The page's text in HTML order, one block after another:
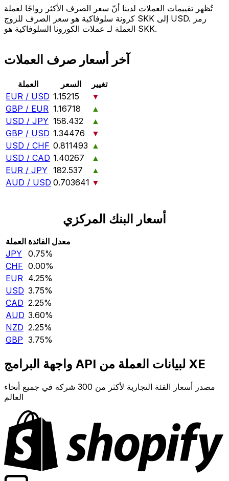
تُظهر تقييمات العملات لدينا أنّ سعر الصرف الأكثر رواجًا لعملة
كرونة سلوفاكية هو سعر الصرف للزوج SKK إلى USD. رمز
العملة لـ عملات الكورونا السلوفاكية هو SKK.
آخر أسعار صرف العملات
العملة السعر
تغيير
EUR / USD 1.15215
▼
GBP / EUR 1.16718
▲
USD / JPY 158.432
▲
GBP / USD 1.34476
▼
USD / CHF 0.811493 ▲
USD / CAD 1.40267
▲
EUR / JPY 182.537
▲
AUD / USD 0.703641 ▼
أسعار البنك المركزي
العملة معدل الفائدة
JPY 0.75‎%‎
CHF 0.00‎%‎
EUR 4.25‎%‎
USD 3.75‎%‎
CAD 2.25‎%‎
AUD 3.60‎%‎
NZD 2.25‎%‎
GBP 3.75‎%‎
واجهة البرامج API لبيانات العملة من XE
مصدر أسعار الفئة التجارية لأكثر من 300 شركة في جميع أنحاء
العالم